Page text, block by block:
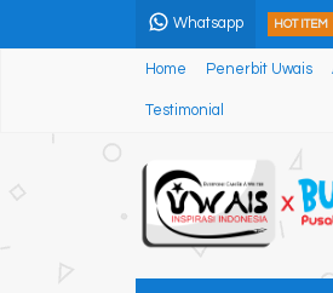
Whatsapp HOT ITEM
Home Penerbit Uwais
Testimonial